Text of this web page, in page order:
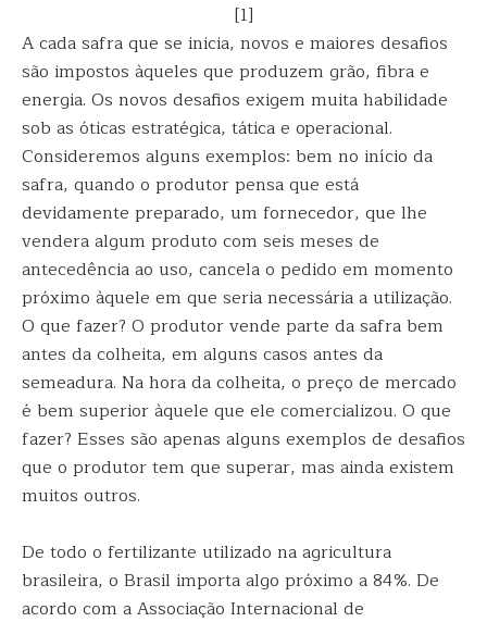
[1]
A cada safra que se inicia, novos e maiores desafios
são impostos àqueles que produzem grão, fibra e
energia. Os novos desafios exigem muita habilidade
sob as óticas estratégica, tática e operacional.
Consideremos alguns exemplos: bem no início da
safra, quando o produtor pensa que está
devidamente preparado, um fornecedor, que lhe
vendera algum produto com seis meses de
antecedência ao uso, cancela o pedido em momento
próximo àquele em que seria necessária a utilização.
O que fazer? O produtor vende parte da safra bem
antes da colheita, em alguns casos antes da
semeadura. Na hora da colheita, o preço de mercado
é bem superior àquele que ele comercializou. O que
fazer? Esses são apenas alguns exemplos de desafios
que o produtor tem que superar, mas ainda existem
muitos outros.
De todo o fertilizante utilizado na agricultura
brasileira, o Brasil importa algo próximo a 84%. De
acordo com a Associação Internacional de